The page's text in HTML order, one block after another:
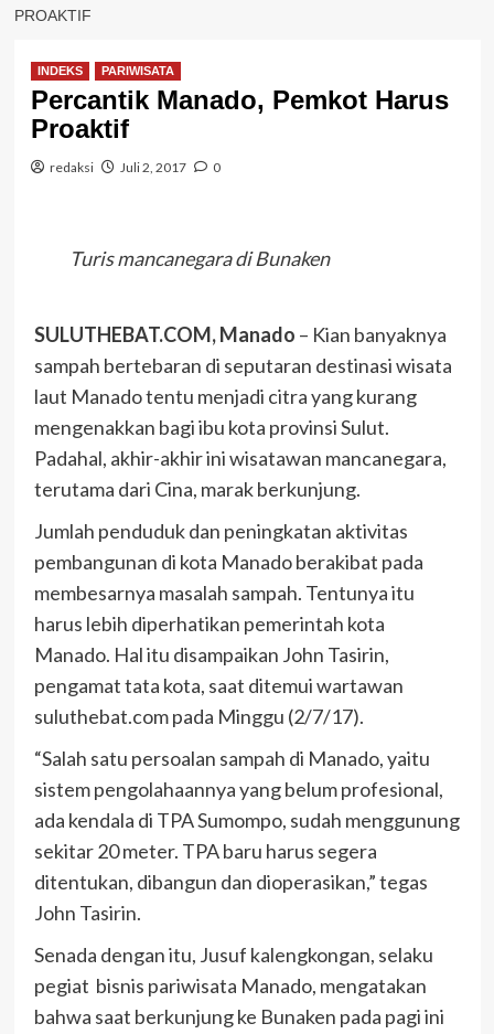
PROAKTIF
INDEKS PARIWISATA
Percantik Manado, Pemkot Harus
Proaktif
redaksi Juli 2, 2017 0
Turis mancanegara di Bunaken
SULUTHEBAT.COM, Manado – Kian banyaknya
sampah bertebaran di seputaran destinasi wisata
laut Manado tentu menjadi citra yang kurang
mengenakkan bagi ibu kota provinsi Sulut.
Padahal, akhir-akhir ini wisatawan mancanegara,
terutama dari Cina, marak berkunjung.
Jumlah penduduk dan peningkatan aktivitas
pembangunan di kota Manado berakibat pada
membesarnya masalah sampah. Tentunya itu
harus lebih diperhatikan pemerintah kota
Manado. Hal itu disampaikan John Tasirin,
pengamat tata kota, saat ditemui wartawan
suluthebat.com pada Minggu (2/7/17).
“Salah satu persoalan sampah di Manado, yaitu
sistem pengolahaannya yang belum profesional,
ada kendala di TPA Sumompo, sudah menggunung
sekitar 20 meter. TPA baru harus segera
ditentukan, dibangun dan dioperasikan,” tegas
John Tasirin.
Senada dengan itu, Jusuf kalengkongan, selaku
pegiat bisnis pariwisata Manado, mengatakan
bahwa saat berkunjung ke Bunaken pada pagi ini